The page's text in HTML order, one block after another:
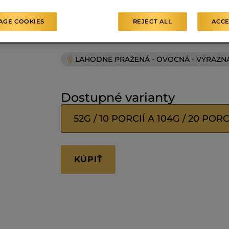
LAHODNE PRAŽENÁ - OVOCNÁ -
Dostupné varianty
52G / 10 PORCIÍ A 104G / 20
KÚPIŤ
COOKIES REJECT ALL